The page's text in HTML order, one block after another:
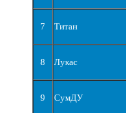
7 Титан
8 Лукас
9 СумДУ